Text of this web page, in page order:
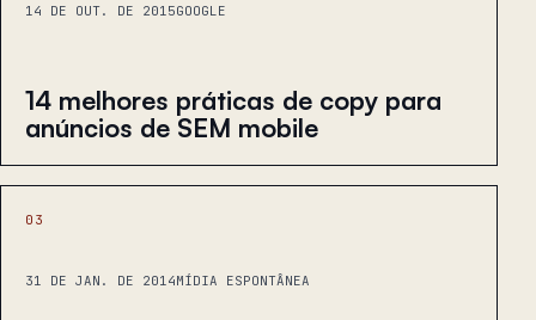
14 DE OUT. DE 2015GOOGLE
14 melhores práticas de copy para
anúncios de SEM mobile
03
31 DE JAN. DE 2014MÍDIA ESPONTÂNEA